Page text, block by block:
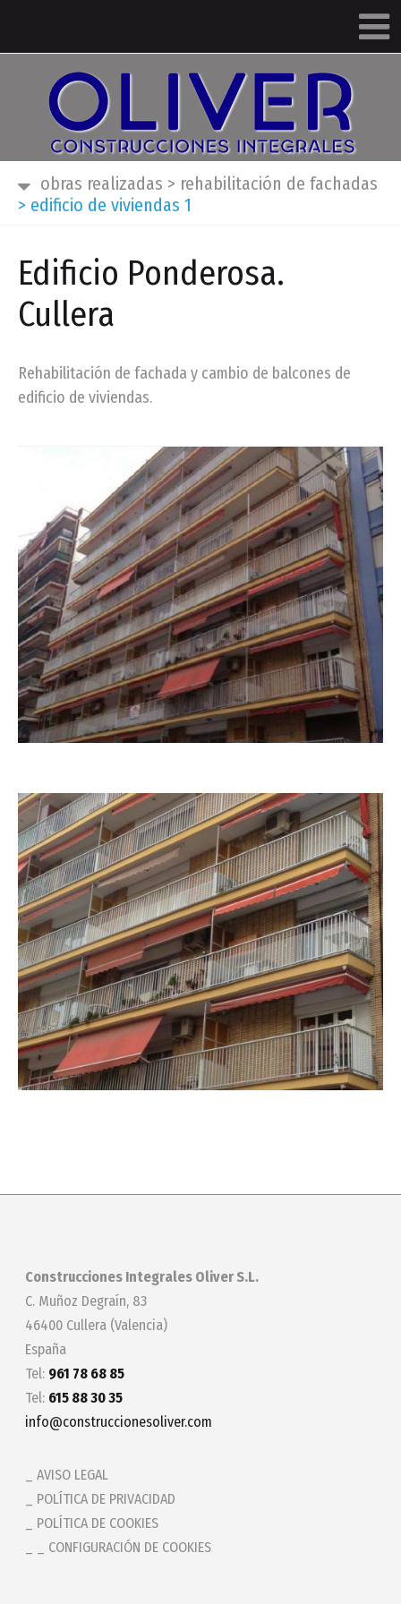
obras realizadas > rehabilitación de fachadas
> edificio de viviendas 1
Edificio Ponderosa.
Cullera
Rehabilitación de fachada y cambio de balcones de
edificio de viviendas.
Construcciones Integrales Oliver S.L.
C. Muñoz Degraín, 83
46400 Cullera (Valencia)
España
Tel: 961 78 68 85
Tel: 615 88 30 35
info@construccionesoliver.com
AVISO LEGAL
POLÍTICA DE PRIVACIDAD
POLÍTICA DE COOKIES
_ CONFIGURACIÓN DE COOKIES